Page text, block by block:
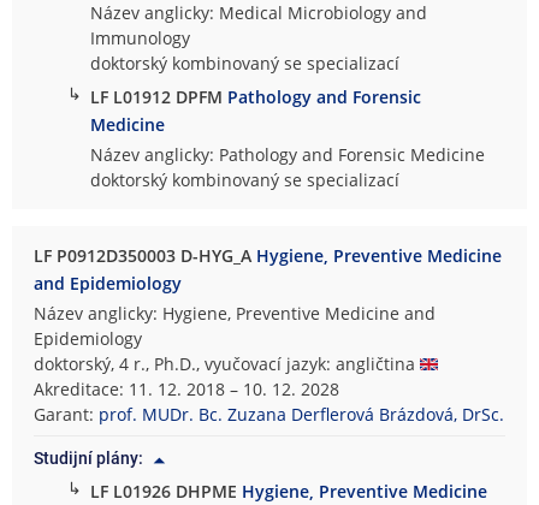
Název anglicky: Medical Microbiology and
Immunology
doktorský kombinovaný se specializací
↳ LF L01912 DPFM Pathology and Forensic
Medicine
Název anglicky: Pathology and Forensic Medicine
doktorský kombinovaný se specializací
LF P0912D350003 D-HYG_A Hygiene, Preventive Medicine
and Epidemiology
Název anglicky: Hygiene, Preventive Medicine and
Epidemiology
doktorský, 4 r., Ph.D., vyučovací jazyk: angličtina
Akreditace: 11. 12. 2018 – 10. 12. 2028
Garant: prof. MUDr. Bc. Zuzana Derflerová Brázdová, DrSc.
Studijní plány:
↳ LF L01926 DHPME Hygiene, Preventive Medicine